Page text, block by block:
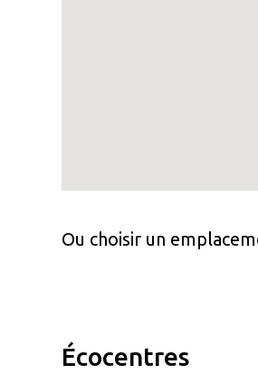
Ou choisir un
Écocentres